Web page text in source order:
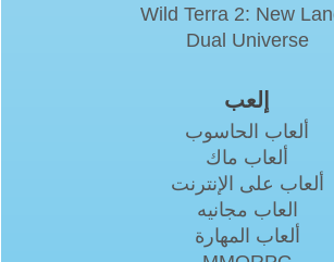
Wild Terra 2: New
Dual Universe
إلعب
ألعاب الحاسوب
ألعاب ماك
ألعاب على الإنترنت
العاب مجانيه
ألعاب المهارة